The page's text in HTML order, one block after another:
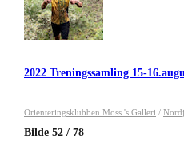
2022 Treningssamling 15-
Orienteringsklubben Moss 's Galleri /
Bilde 52 / 78